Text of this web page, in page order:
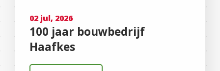
02 jul, 2026
100 jaar bouwbedrijf
Haafkes